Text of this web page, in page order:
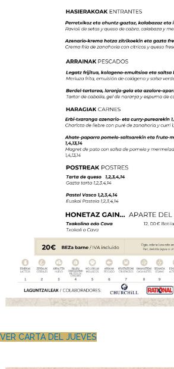
VER CARTA DEL JUEVES